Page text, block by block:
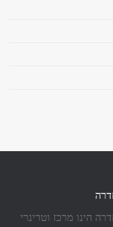
הינו מרכז וטרינרי